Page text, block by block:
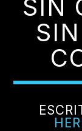
SIN